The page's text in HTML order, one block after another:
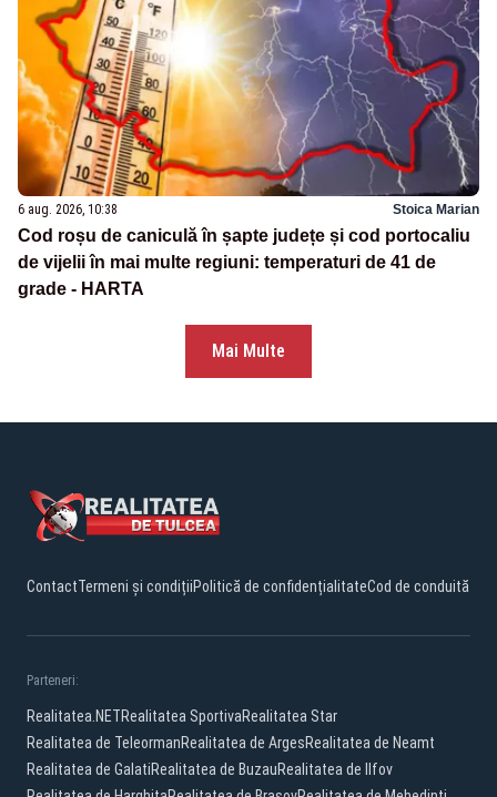
6 aug. 2026, 10:38 Stoica Marian
Cod roșu de caniculă în șapte județe și cod portocaliu
de vijelii în mai multe regiuni: temperaturi de 41 de
grade - HARTA
Mai Multe
ContactTermeni și condițiiPolitică de confidențialitateCod de conduită
Parteneri:
Realitatea.NETRealitatea SportivaRealitatea Star
Realitatea de TeleormanRealitatea de ArgesRealitatea de Neamt
Realitatea de GalatiRealitatea de BuzauRealitatea de Ilfov